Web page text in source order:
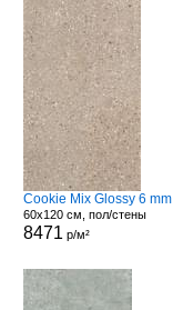
Cookie Mix Glossy 6 mm
60x120 см, пол/стены
8471 р/м²